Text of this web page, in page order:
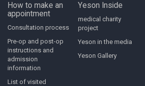
How to make an
appointment
Consultation process
Pre-op and post-op
instructions and
admission
information
List of visited
Yeson Inside
medical charity
project
Yeson in the media
Yeson Gallery